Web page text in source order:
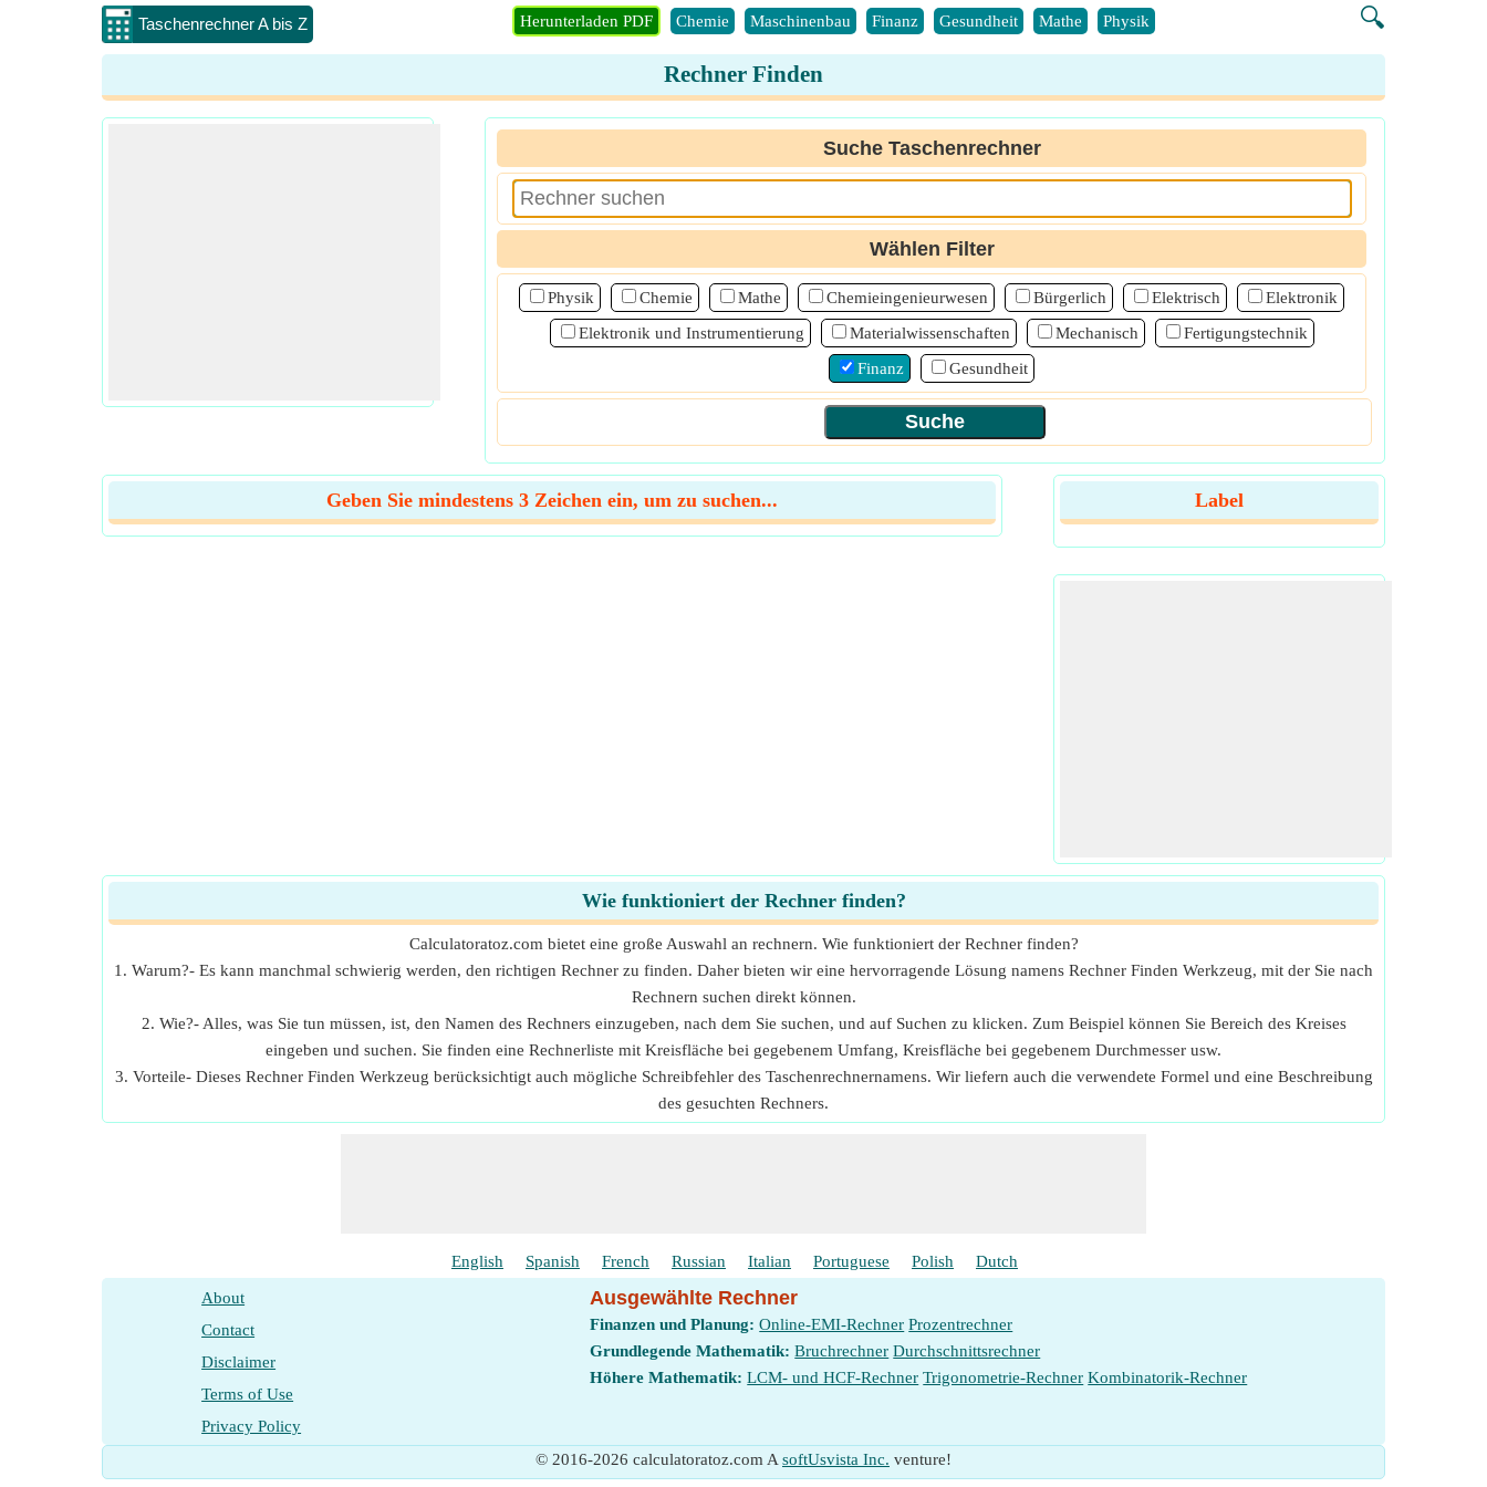
Taschenrechner A bis Z 🔍
Herunterladen PDF Chemie Maschinenbau Finanz Gesundheit Mathe Physik
Rechner Finden
Suche Taschenrechner
Wählen Filter
Physik Chemie Mathe Chemieingenieurwesen Bürgerlich Elektrisch
Elektronik
Elektronik und Instrumentierung
Materialwissenschaften Mechanisch
Fertigungstechnik
Finanz
Gesundheit
Geben Sie mindestens 3 Zeichen ein, um zu suchen... Label
Wie funktioniert der Rechner finden?
Calculatoratoz.com bietet eine große Auswahl an rechnern. Wie funktioniert der Rechner finden?
1. Warum?- Es kann manchmal schwierig werden, den richtigen Rechner zu finden. Daher bieten wir eine hervorragende Lösung namens Rechner Finden Werkzeug, mit der Sie nach
Rechnern suchen direkt können.
2. Wie?- Alles, was Sie tun müssen, ist, den Namen des Rechners einzugeben, nach dem Sie suchen, und auf Suchen zu klicken. Zum Beispiel können Sie Bereich des Kreises
eingeben und suchen. Sie finden eine Rechnerliste mit Kreisfläche bei gegebenem Umfang, Kreisfläche bei gegebenem Durchmesser usw.
3. Vorteile- Dieses Rechner Finden Werkzeug berücksichtigt auch mögliche Schreibfehler des Taschenrechnernamens. Wir liefern auch die verwendete Formel und eine Beschreibung
des gesuchten Rechners.
English Spanish French Russian Italian Portuguese Polish Dutch
About
Contact
Disclaimer
Terms of Use
Privacy Policy
Ausgewählte Rechner
Finanzen und Planung: Online-EMI-Rechner Prozentrechner
Grundlegende Mathematik: Bruchrechner Durchschnittsrechner
Höhere Mathematik: LCM- und HCF-Rechner Trigonometrie-Rechner Kombinatorik-Rechner
© 2016-2026 calculatoratoz.com A softUsvista Inc. venture!